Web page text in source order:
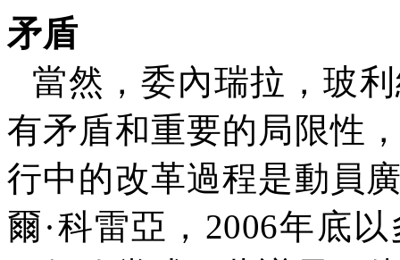
矛盾
當然，委內瑞拉，玻
有矛盾和重要的局限性
行中的改革過程是動員
爾·科雷亞， 2006年底以